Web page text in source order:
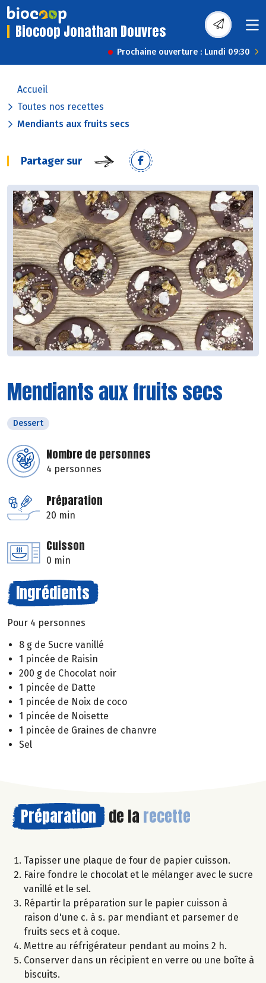
Biocoop Jonathan Douvres
Prochaine ouverture : Lundi 09:30
Accueil
Toutes nos recettes
Mendiants aux fruits secs
Partager sur
Mendiants aux fruits secs
Dessert
Nombre de personnes
4 personnes
Préparation
20 min
Cuisson
0 min
Ingrédients
Pour 4 personnes
8 g de Sucre vanillé
1 pincée de Raisin
200 g de Chocolat noir
1 pincée de Datte
1 pincée de Noix de coco
1 pincée de Noisette
1 pincée de Graines de chanvre
Sel
Préparation de la recette
Tapisser une plaque de four de papier cuisson.
Faire fondre le chocolat et le mélanger avec le sucre
vanillé et le sel.
Répartir la préparation sur le papier cuisson à
raison d'une c. à s. par mendiant et parsemer de
fruits secs et à coque.
Mettre au réfrigérateur pendant au moins 2 h.
Conserver dans un récipient en verre ou une boîte à
biscuits.